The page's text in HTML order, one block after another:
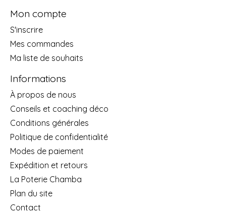
Mon compte
S'inscrire
Mes commandes
Ma liste de souhaits
Informations
À propos de nous
Conseils et coaching déco
Conditions générales
Politique de confidentialité
Modes de paiement
Expédition et retours
La Poterie Chamba
Plan du site
Contact